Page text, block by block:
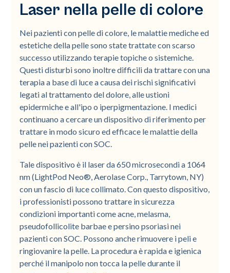
Laser nella pelle di colore
Nei pazienti con pelle di colore, le malattie mediche ed
estetiche della pelle sono state trattate con scarso
successo utilizzando terapie topiche o sistemiche.
Questi disturbi sono inoltre difficili da trattare con una
terapia a base di luce a causa dei rischi significativi
legati al trattamento del dolore, alle ustioni
epidermiche e all'ipo o iperpigmentazione. I medici
continuano a cercare un dispositivo di riferimento per
trattare in modo sicuro ed efficace le malattie della
pelle nei pazienti con SOC.
Tale dispositivo è il laser da 650 microsecondi a 1064
nm (LightPod Neo®, Aerolase Corp., Tarrytown, NY)
con un fascio di luce collimato. Con questo dispositivo,
i professionisti possono trattare in sicurezza
condizioni importanti come acne, melasma,
pseudofollicolite barbae e persino psoriasi nei
pazienti con SOC. Possono anche rimuovere i peli e
ringiovanire la pelle. La procedura è rapida e igienica
perché il manipolo non tocca la pelle durante il